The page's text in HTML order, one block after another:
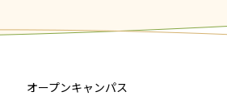
オープンキャンパス